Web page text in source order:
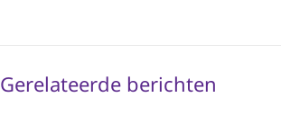
Gerelateerde berichten